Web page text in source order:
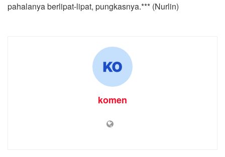
pahalanya berlipat-lipat, pungkasnya.*** (Nurlin)
komen